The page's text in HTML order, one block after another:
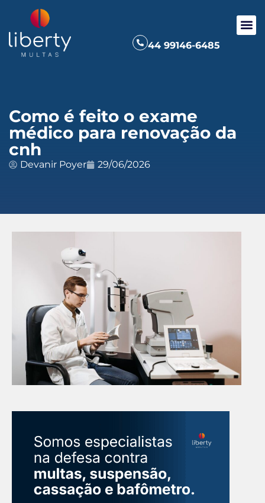
44 99146-6485
Como é feito o exame
médico para renovação da
cnh
Devanir Poyer 29/06/2026